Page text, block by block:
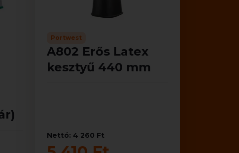
Portwest
A802 Erős Latex
kesztyű 440 mm
Nettó: 4 260 Ft